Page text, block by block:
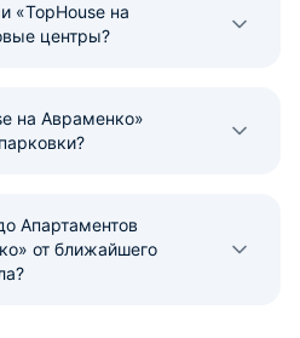
«TopHouse на
центры?
на Авраменко»
Апартаментов
от ближайшего